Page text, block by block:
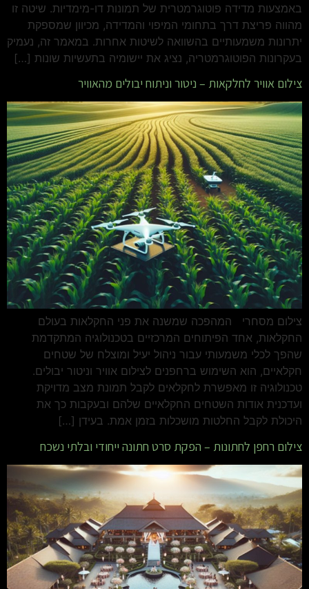
באמצעות מדידה פוטוגרמטרית של תמונות דו-מימדיות. שיטה זו
מהווה פריצת דרך בתחומי המיפוי והמדידה, מכיוון שמספקת
יתרונות משמעותיים בהשוואה לשיטות אחרות. במאמר זה, נעמיק
בעקרונות הפוטוגרמטריה, נציג את יישומיה בתעשיות שונות […]
צילום אוויר לחלקאות – ניטור וניתוח יבולים מהאוויר
צילום מסחרי המהפכה שמשנה את פני החקלאות בעולם
החקלאות, אחד הפיתוחים המרכזיים בטכנולוגיה המתקדמת
שהפך לכלי משמעותי עבור ניהול יעיל ומוצלח של שטחים
חקלאיים, הוא השימוש ברחפנים לצילום אוויר וניטור יבולים.
טכנולוגיה זו מאפשרת לחקלאים לקבל תמונת מצב מדויקת
ועדכנית אודות השטחים החקלאיים שלהם ובעקבות כך את
היכולת לקבל החלטות מושכלות בזמן אמת. בעידן […]
צילום רחפן לחתונות – הפקת סרט חתונה ייחודי ובלתי נשכח